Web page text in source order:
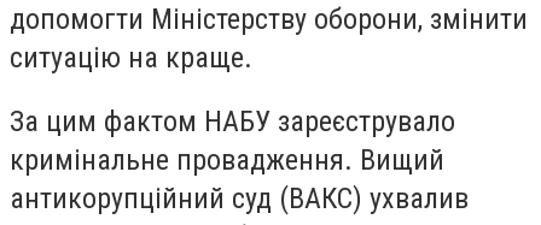
допомогти Міністерству оборони, змінити
ситуацію на краще.
За цим фактом НАБУ зареєструвало
кримінальне провадження. Вищий
антикорупційний суд (ВАКС) ухвалив